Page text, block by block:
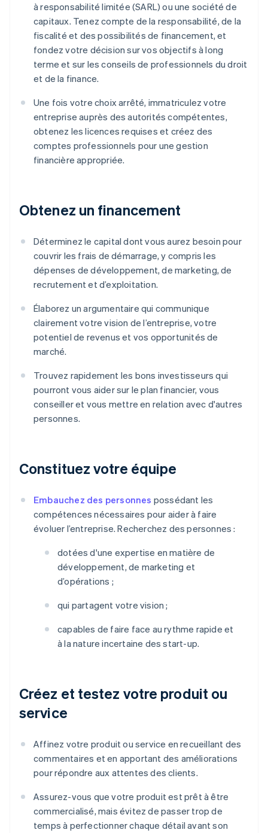
à responsabilité limitée (SARL) ou une société de
capitaux. Tenez compte de la responsabilité, de la
fiscalité et des possibilités de financement, et
fondez votre décision sur vos objectifs à long
terme et sur les conseils de professionnels du droit
et de la finance.
Une fois votre choix arrêté, immatriculez votre
entreprise auprès des autorités compétentes,
obtenez les licences requises et créez des
comptes professionnels pour une gestion
financière appropriée.
Obtenez un financement
Déterminez le capital dont vous aurez besoin pour
couvrir les frais de démarrage, y compris les
dépenses de développement, de marketing, de
recrutement et d’exploitation.
Élaborez un argumentaire qui communique
clairement votre vision de l’entreprise, votre
potentiel de revenus et vos opportunités de
marché.
Trouvez rapidement les bons investisseurs qui
pourront vous aider sur le plan financier, vous
conseiller et vous mettre en relation avec d'autres
personnes.
Constituez votre équipe
Embauchez des personnes possédant les
compétences nécessaires pour aider à faire
évoluer l’entreprise. Recherchez des personnes :
dotées d'une expertise en matière de
développement, de marketing et
d’opérations ;
qui partagent votre vision ;
capables de faire face au rythme rapide et
à la nature incertaine des start-up.
Créez et testez votre produit ou
service
Affinez votre produit ou service en recueillant des
commentaires et en apportant des améliorations
pour répondre aux attentes des clients.
Assurez-vous que votre produit est prêt à être
commercialisé, mais évitez de passer trop de
temps à perfectionner chaque détail avant son